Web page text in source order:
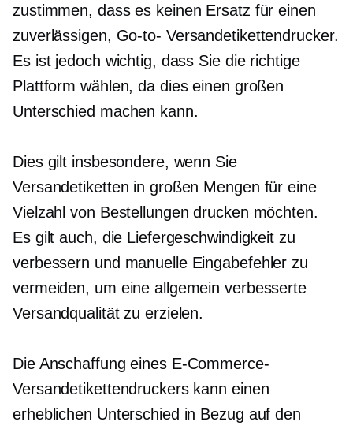
zustimmen, dass es keinen Ersatz für einen
zuverlässigen, Go-to- Versandetikettendrucker.
Es ist jedoch wichtig, dass Sie die richtige
Plattform wählen, da dies einen großen
Unterschied machen kann.
Dies gilt insbesondere, wenn Sie
Versandetiketten in großen Mengen für eine
Vielzahl von Bestellungen drucken möchten.
Es gilt auch, die Liefergeschwindigkeit zu
verbessern und manuelle Eingabefehler zu
vermeiden, um eine allgemein verbesserte
Versandqualität zu erzielen.
Die Anschaffung eines E-Commerce-
Versandetikettendruckers kann einen
erheblichen Unterschied in Bezug auf den